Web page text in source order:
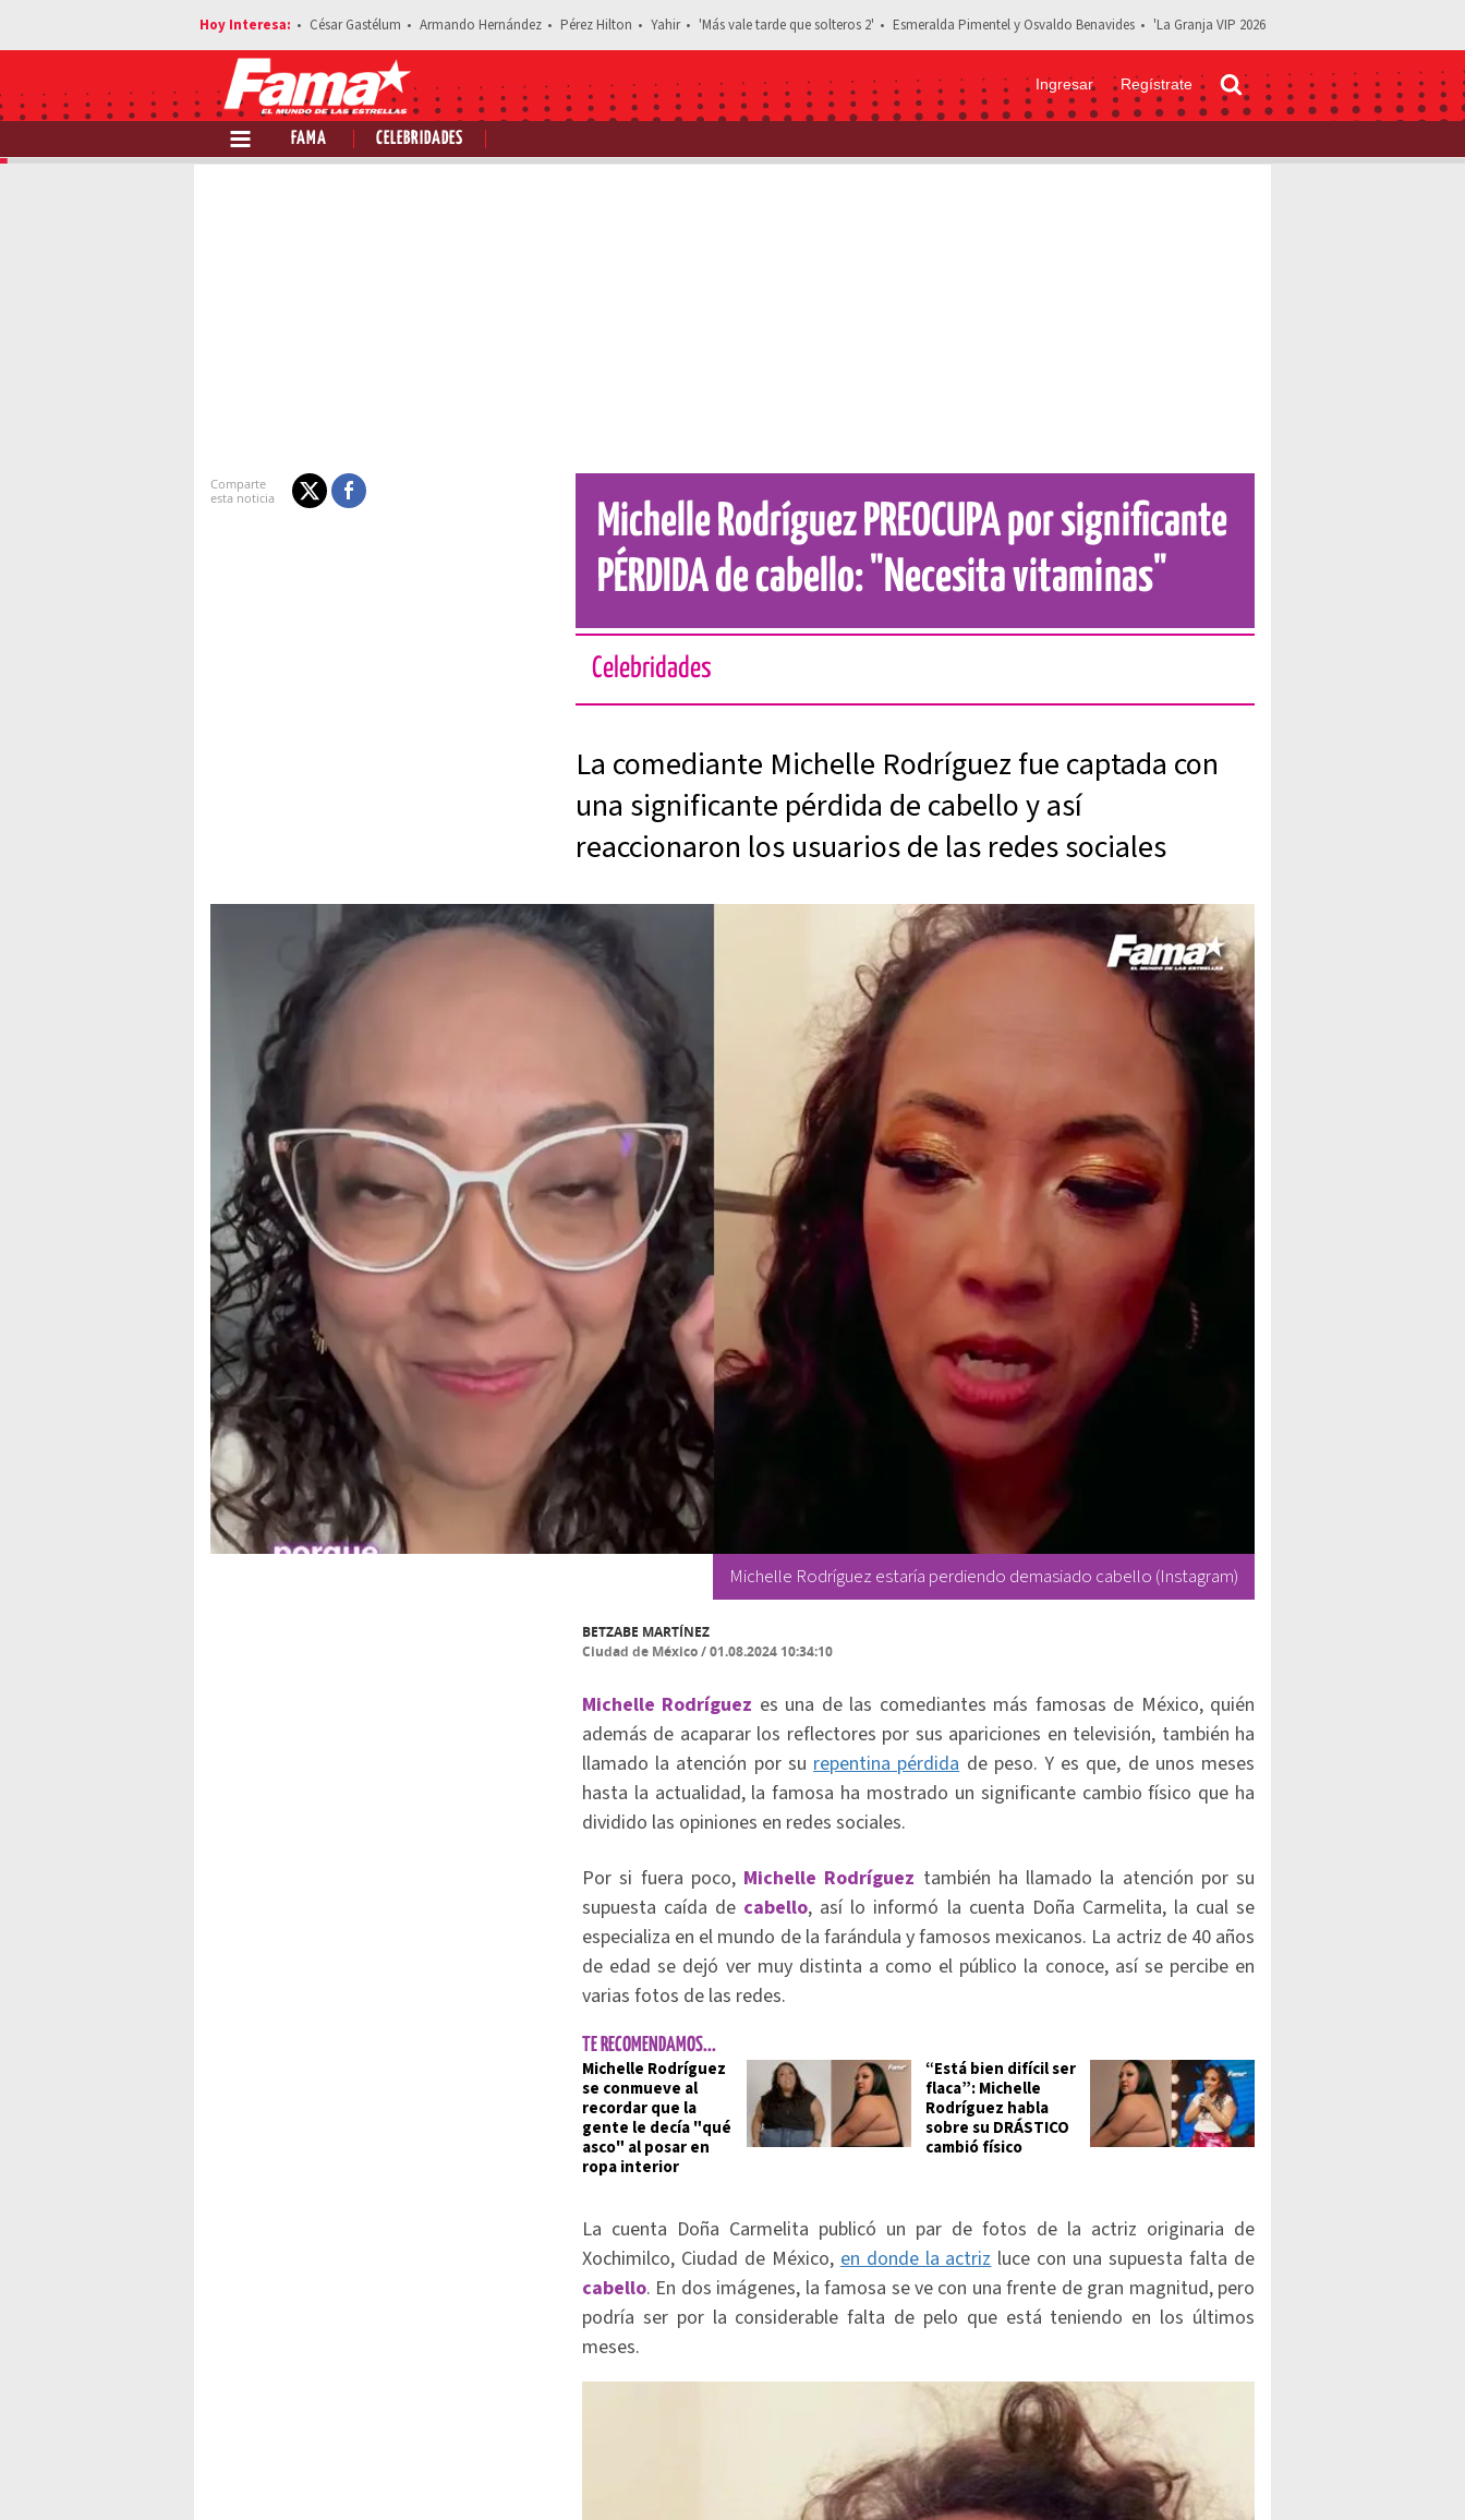
César Gastélum Armando Hernández Pérez Hilton Yahir 'Más vale tarde que solteros 2' Esmeralda Pimentel y Osvaldo Benavides 'La Granja VIP 2026
Ingresar Regístrate
FAMA CELEBRIDADES
Estás leyendo: Michelle Rodríguez PREOCUPA por significante PÉRDIDA de cabello: "Necesita vitaminas"
Michelle Rodríguez PREOCUPA por significante
PÉRDIDA de cabello: "Necesita vitaminas"
Celebridades
La comediante Michelle Rodríguez fue captada con
una significante pérdida de cabello y así
reaccionaron los usuarios de las redes sociales
Michelle Rodríguez estaría perdiendo demasiado cabello (Instagram)
BETZABE MARTÍNEZ
Ciudad de México/01.08.2024 10:34:10
Michelle Rodríguez es una de las comediantes más famosas de México, quién
además de acaparar los reflectores por sus apariciones en televisión, también ha
llamado la atención por surepentina pérdidade peso. Y es que, de unos meses
hasta la actualidad, la famosa ha mostrado un significante cambio físico que ha
dividido las opiniones en redes sociales.
Por si fuera poco, Michelle Rodríguez también ha llamado la atención por su
supuesta caída de cabello, así lo informó la cuenta Doña Carmelita, la cual se
especializa en el mundo de la farándula y famosos mexicanos. La actriz de 40 años
de edad se dejó ver muy distinta a como el público la conoce, así se percibe en
varias fotos de las redes.
TE RECOMENDAMOS...
Michelle Rodríguez
se conmueve al
recordar que la
gente le decía "qué
asco" al posar en
ropa interior
“Está bien difícil ser
flaca”: Michelle
Rodríguez habla
sobre su DRÁSTICO
cambió físico
La cuenta Doña Carmelita publicó un par de fotos de la actriz originaria de
Xochimilco, Ciudad de México,en donde la actrizluce con una supuesta falta de
cabello. En dos imágenes, la famosa se ve con una frente de gran magnitud, pero
podría ser por la considerable falta de pelo que está teniendo en los últimos
meses.